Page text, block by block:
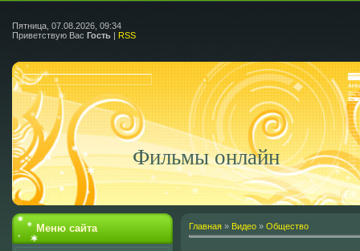
Пятница, 07.08.2026, 09:34
Приветствую Вас Гость | RSS
Фильмы онлайн
Меню сайта Главная » Видео » Общество